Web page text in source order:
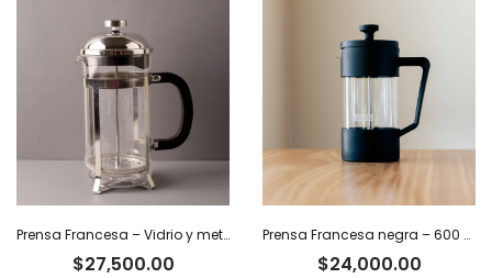
Prensa Francesa – Vidrio y metal. 350 ml
$27,500.00
Prensa Francesa negra – 600 ml
$24,000.00